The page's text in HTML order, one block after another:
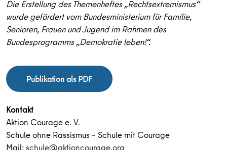
Die Erstellung des Themenheftes „Rechtsextremismus“
wurde gefördert vom Bundesministerium für Familie,
Senioren, Frauen und Jugend im Rahmen des
Bundesprogramms „Demokratie leben!“.
Publikation als PDF
Kontakt
Aktion Courage e. V.
Schule ohne Rassismus – Schule mit Courage
Mail: schule@aktioncourage.org